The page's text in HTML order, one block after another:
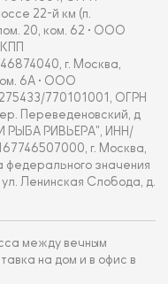
22-й км (п.
20, ком. 62 • ООО
г. Москва,
6А • ООО
770101001, ОГРН
Переведеновский, д
РЫБА РИВЬЕРА", ИНН/
г. Москва,
федерального значения
Ленинская Слобода, д.
между вечным
на дом и в офис в